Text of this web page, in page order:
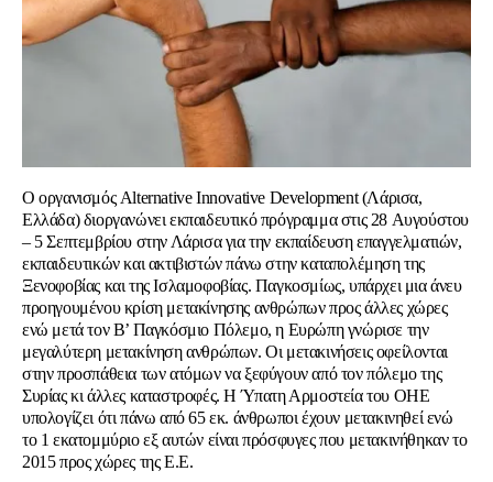
O οργανισμός Alternative Innovative Development (Λάρισα,
Ελλάδα) διοργανώνει εκπαιδευτικό πρόγραμμα στις 28 Αυγούστου
– 5 Σεπτεμβρίου στην Λάρισα για την εκπαίδευση επαγγελματιών,
εκπαιδευτικών και ακτιβιστών πάνω στην καταπολέμηση της
Ξενοφοβίας και της Ισλαμοφοβίας. Παγκοσμίως, υπάρχει μια άνευ
προηγουμένου κρίση μετακίνησης ανθρώπων προς άλλες χώρες
ενώ μετά τον Β’ Παγκόσμιο Πόλεμο, η Ευρώπη γνώρισε την
μεγαλύτερη μετακίνηση ανθρώπων. Οι μετακινήσεις οφείλονται
στην προσπάθεια των ατόμων να ξεφύγουν από τον πόλεμο της
Συρίας κι άλλες καταστροφές. Η Ύπατη Αρμοστεία του ΟΗΕ
υπολογίζει ότι πάνω από 65 εκ. άνθρωποι έχουν μετακινηθεί ενώ
το 1 εκατομμύριο εξ αυτών είναι πρόσφυγες που μετακινήθηκαν το
2015 προς χώρες της Ε.Ε.